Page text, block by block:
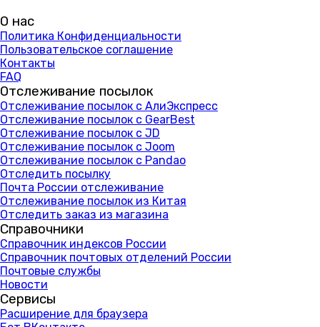
О нас
Политика Конфиденциальности
Пользовательское соглашение
Контакты
FAQ
Отслеживание посылок
Отслеживание посылок с АлиЭкспресс
Отслеживание посылок с GearBest
Отслеживание посылок с JD
Отслеживание посылок с Joom
Отслеживание посылок с Pandao
Отследить посылку
Почта России отслеживание
Отслеживание посылок из Китая
Отследить заказ из магазина
Справочники
Справочник индексов России
Справочник почтовых отделений России
Почтовые службы
Новости
Сервисы
Расширение для браузера